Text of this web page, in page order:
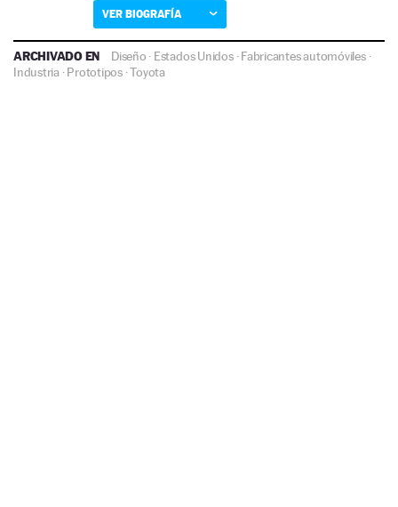
VER BIOGRAFÍA
ARCHIVADO EN Diseño · Estados Unidos·Fabricantes automóviles·
Industria·Prototipos·Toyota